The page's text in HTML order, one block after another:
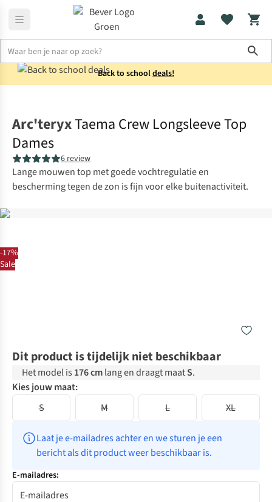
Back to schooldeals!
-17%
Sale
Arc'teryxTaema Crew Longsleeve Top
Dames
6 review
Lange mouwen top met goede vochtregulatie en
bescherming tegen de zon is fijn voor elke buitenactiviteit.
Dit product is tijdelijk niet beschikbaar
Het model is 176 cmlang en draagt maatS.
Kies jouw maat:
S
M L XL
Laat je e-mailadres achter en we sturen je een
bericht als dit product weer beschikbaar is.
E-mailadres: